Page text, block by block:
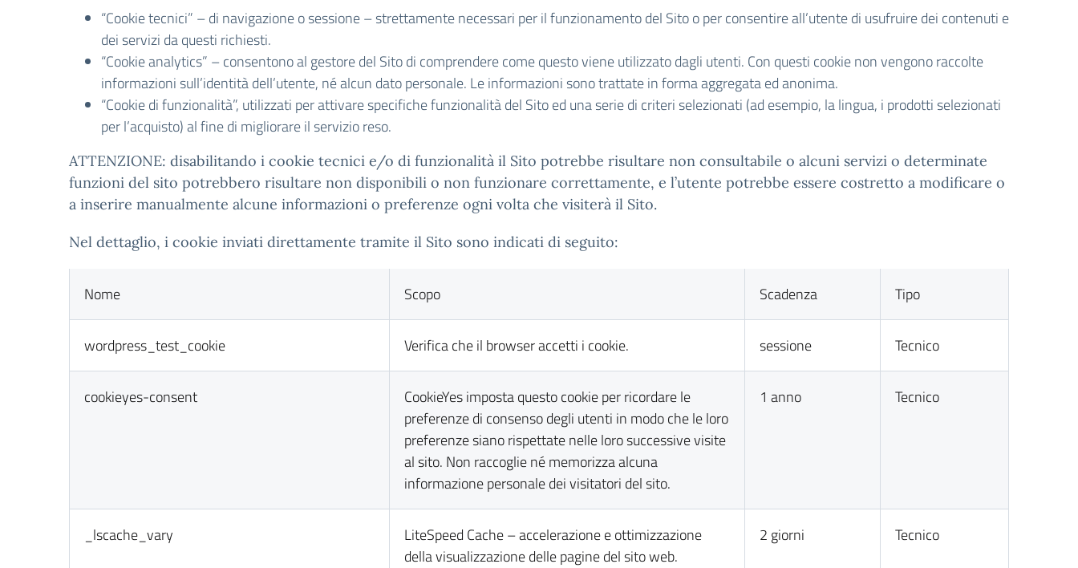
“Cookie tecnici” – di navigazione o sessione – strettamente necessari per il funzionamento del Sito o per consentire all’utente di usufruire dei contenuti e
dei servizi da questi richiesti.
“Cookie analytics” – consentono al gestore del Sito di comprendere come questo viene utilizzato dagli utenti. Con questi cookie non vengono raccolte
informazioni sull’identità dell’utente, né alcun dato personale. Le informazioni sono trattate in forma aggregata ed anonima.
“Cookie di funzionalità”, utilizzati per attivare specifiche funzionalità del Sito ed una serie di criteri selezionati (ad esempio, la lingua, i prodotti selezionati
per l’acquisto) al fine di migliorare il servizio reso.
ATTENZIONE: disabilitando i cookie tecnici e/o di funzionalità il Sito potrebbe risultare non consultabile o alcuni servizi o determinate
funzioni del sito potrebbero risultare non disponibili o non funzionare correttamente, e l’utente potrebbe essere costretto a modificare o
a inserire manualmente alcune informazioni o preferenze ogni volta che visiterà il Sito.
Nel dettaglio, i cookie inviati direttamente tramite il Sito sono indicati di seguito:
Nome Scopo Scadenza Tipo
wordpress_test_cookie Verifica che il browser accetti i cookie. sessione Tecnico
cookieyes-consent
CookieYes imposta questo cookie per ricordare le
preferenze di consenso degli utenti in modo che le loro
preferenze siano rispettate nelle loro successive visite
al sito. Non raccoglie né memorizza alcuna
informazione personale dei visitatori del sito.
1 anno Tecnico
_lscache_vary
LiteSpeed Cache – accelerazione e ottimizzazione
della visualizzazione delle pagine del sito web.
2 giorni Tecnico